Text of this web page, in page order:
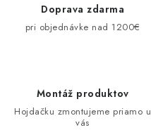
Doprava zdarma
pri objednávke nad 1200€
Montáž produktov
Hojdačku zmontujeme priamo u
vás